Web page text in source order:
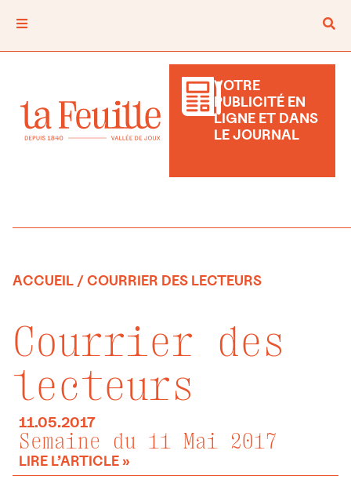
VOTRE
PUBLICITÉ EN
LIGNE ET DANS
LE JOURNAL
ACCUEIL / COURRIER DES LECTEURS
Courrier des
lecteurs
11.05.2017
Semaine du 11 Mai 2017
LIRE L’ARTICLE »